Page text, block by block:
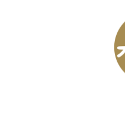
vám představí